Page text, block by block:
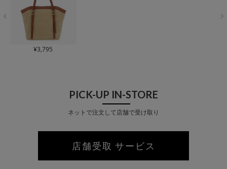
¥3,795
PICK-UP IN-STORE
ネットで注文して店舗で受け取り
店舗受取 サービス